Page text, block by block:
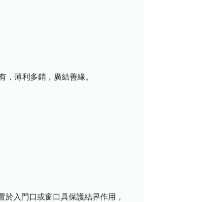
，薄利多銷，廣結善緣。
入門口或窗口具保護結界作用，